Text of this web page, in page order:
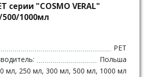
серии "COSMO VERAL"
500/1000мл
PET
Польша
мл, 250 мл, 300 мл, 500 мл, 1000 мл